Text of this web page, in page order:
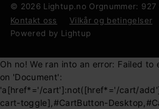
© 2026 Lightup.no Orgnummer: 927
Kontakt oss
Vilkår og betingelser
Powered by Lightup
Oh no! We ran into an error: Failed to
on 'Document':
'a[href*='/cart']:not([href*='/cart/
cart-toggle],#CartButton-